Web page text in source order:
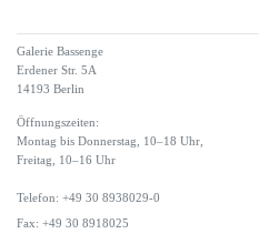
Galerie Bassenge
Erdener Str. 5A
14193 Berlin
Öffnungszeiten:
Montag bis Donnerstag, 10–18 Uhr,
Freitag, 10–16 Uhr
Telefon: +49 30 8938029-0
Fax: +49 30 8918025